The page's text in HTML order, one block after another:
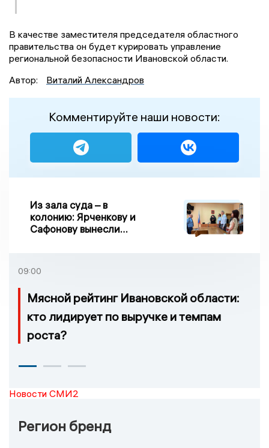
В качестве заместителя председателя областного
правительства он будет курировать управление
региональной безопасности Ивановской области.
Автор:
Виталий Александров
Комментируйте наши новости:
Из зала суда – в
колонию: Ярченкову и
Сафонову вынесли
09:00
Мясной рейтинг Ивановской области:
кто лидирует по выручке и темпам
роста?
Новости СМИ2
Регион бренд